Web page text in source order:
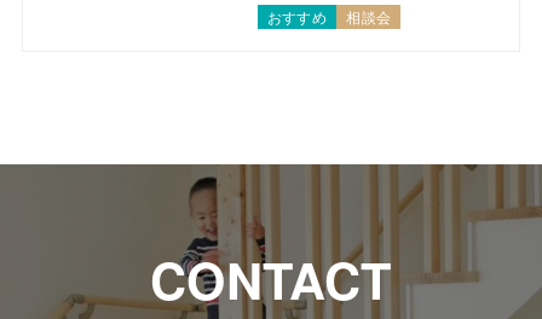
おすすめ 相談会
CONTACT